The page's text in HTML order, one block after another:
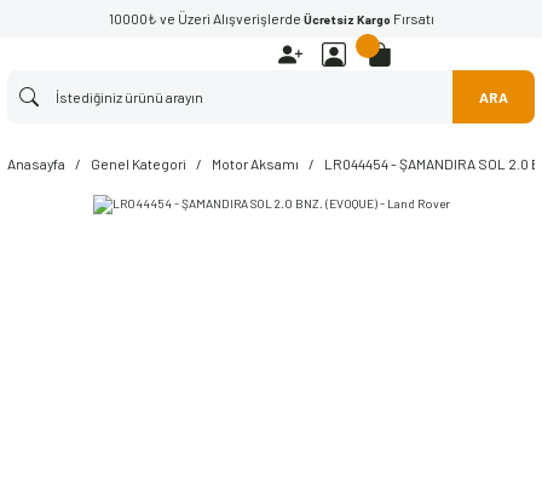
10000₺ ve Üzeri Alışverişlerde Ücretsiz Kargo Fırsatı
ARA
Anasayfa Genel Kategori Motor Aksamı LR044454 - ŞAMANDIRA SOL 2.0